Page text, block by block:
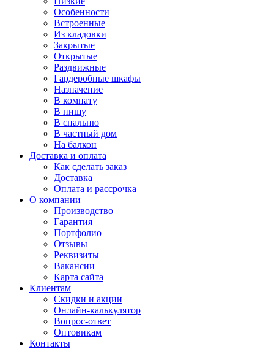
Особенности
Встроенные
Из кладовки
Закрытые
Открытые
Раздвижные
Гардеробные шкафы
Назначение
В комнату
В нишу
В спальню
В частный дом
На балкон
Доставка и оплата
Как сделать заказ
Доставка
Оплата и рассрочка
О компании
Производство
Гарантия
Портфолио
Отзывы
Реквизиты
Вакансии
Карта сайта
Клиентам
Скидки и акции
Онлайн-калькулятор
Вопрос-ответ
Оптовикам
Контакты